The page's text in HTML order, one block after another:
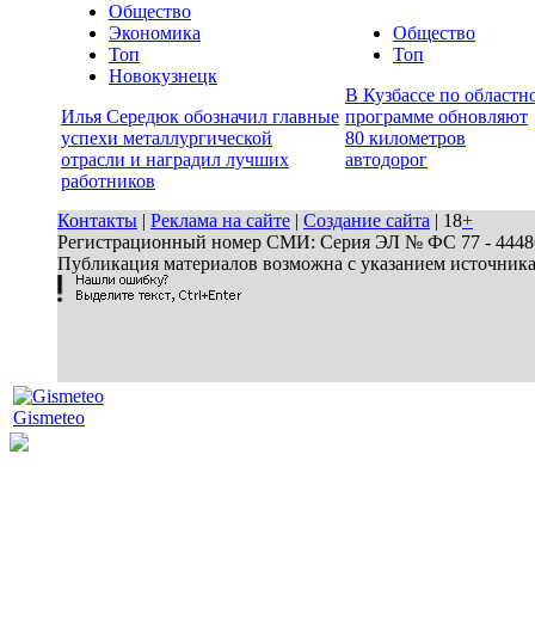
Общество
Экономика
Топ
Новокузнецк
Илья Середюк обозначил главные
успехи металлургической
отрасли и наградил лучших
работников
Общество
Топ
В Кузбассе по
программе обновляют
80 километров
автодорог
Контакты | Реклама на сайте | Создание сайта | 18+
Регистрационный номер СМИ: Серия ЭЛ № ФС 77 - 44486
Публикация материалов возможна с указанием
Gismeteo